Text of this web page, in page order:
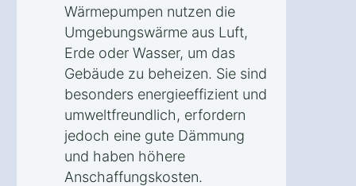
Wärmepumpen nutzen die
Umgebungswärme aus Luft,
Erde oder Wasser, um das
Gebäude zu beheizen. Sie sind
besonders energieeffizient und
umweltfreundlich, erfordern
jedoch eine gute Dämmung
und haben höhere
Anschaffungskosten.